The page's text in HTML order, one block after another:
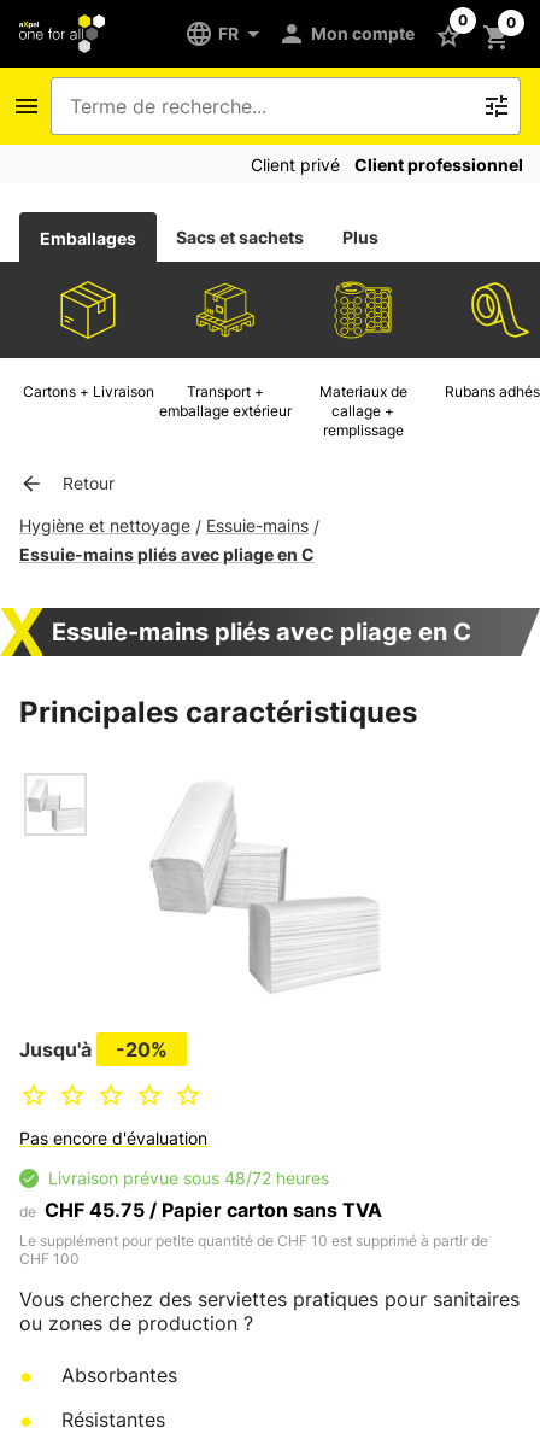
FR Mon compte
0 0
Client privé Client professionnel
Emballages Sacs et sachets Plus
Cartons + Livraison
Transport +
emballage extérieur
Materiaux de
callage +
remplissage
Rubans
Retour
Hygiène et nettoyage / Essuie-mains /
Essuie-mains pliés avec pliage en C
Essuie-mains pliés avec pliage en C
Principales caractéristiques
Jusqu'à -20%
Pas encore d'évaluation
Livraison prévue sous 48/72 heures
de CHF 45.75 / Papier carton sans TVA
Le supplément pour petite quantité de CHF 10 est supprimé à partir de
CHF 100
Vous cherchez des serviettes pratiques pour sanitaires
ou zones de production ?
Absorbantes
Résistantes